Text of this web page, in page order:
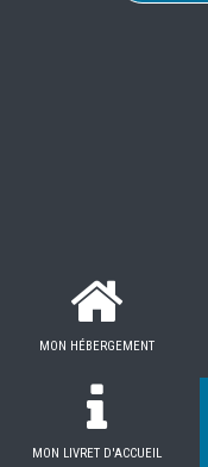
MON HÉBERGEMENT
MON LIVRET D'ACCUEIL